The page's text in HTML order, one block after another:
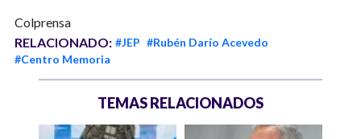
Colprensa
RELACIONADO: #JEP #Rubén Darío Acevedo
#Centro Memoria
TEMAS RELACIONADOS